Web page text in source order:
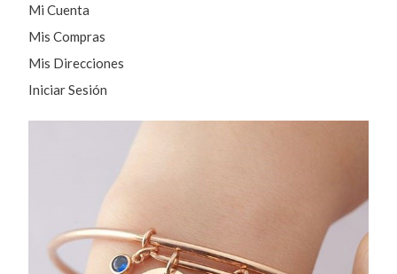
Mi Cuenta
Mis Compras
Mis Direcciones
Iniciar Sesión